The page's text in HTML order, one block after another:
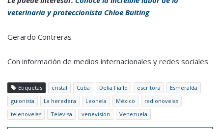
veterinaria y proteccionista Chloe Buiting
Gerardo Contreras
Con información de medios internacionales y redes sociales
Etiquetas cristal Cuba Delia Fiallo escritora
Esmeralda
guionista
La heredera Leonela México
radionovelas
telenovelas
Televisa venevision Venezuela